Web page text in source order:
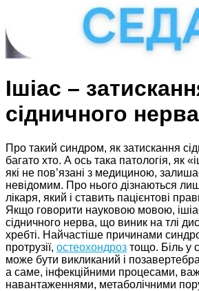
Ішіас –
сідничного нерва
Про такий синдром, як затискання
багато хто. А ось така патологія, як
які не пов’язані з медициною,
невідомим. Про нього дізнаються
лікаря, який і ставить пацієнтові
Якщо говорити науковою мовою,
сідничного нерва, що виник на тлі
хребті. Найчастіше причинами
протрузії, остеохондроз тощо. Біль у
може бути викликаний і
а саме, інфекційними процесами,
навантаженнями, метаболічними